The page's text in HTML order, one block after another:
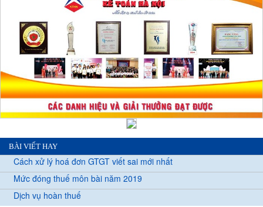
BÀI VIẾT HAY
Cách xử lý hoá đơn GTGT viết sai mới nhất
Mức đóng thuế môn bài năm 2019
Dịch vụ hoàn thuế